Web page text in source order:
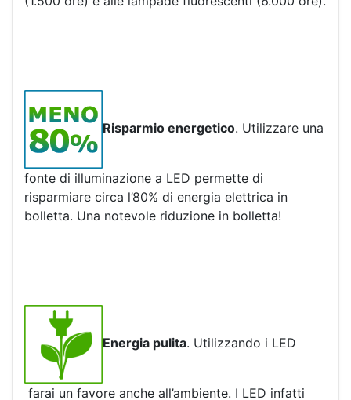
Risparmio energetico. Utilizzare una
fonte di illuminazione a LED permette di
risparmiare circa l’80% di energia elettrica in
bolletta. Una notevole riduzione in bolletta!
Energia pulita. Utilizzando i LED
farai un favore anche all’ambiente. I LED infatti